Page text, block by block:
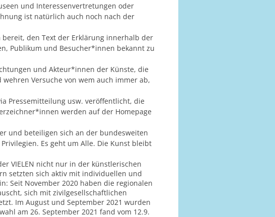
und Interessenvertretungen oder
ist natürlich auch noch nach der
den Text der Erklärung innerhalb der
Publikum und Besucher*innen bekannt zu
und Akteur*innen der Künste, die
Versuche von wem auch immer ab,
Pressemitteilung usw. veröffentlicht, die
werden auf der Homepage
und beteiligen sich an der bundesweiten
Es geht um Alle. Die Kunst bleibt
VIELEN nicht nur in der künstlerischen
setzten sich aktiv mit individuellen und
Seit November 2020 haben die regionalen
sich mit zivilgesellschaftlichen
Im August und September 2021 wurden
am 26. September 2021 fand vom 12.9.